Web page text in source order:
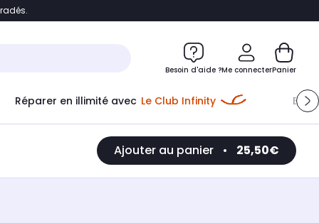
Accéder directement au chatbot
Besoin d'aide ?Me connecterPanier
Réparer en illimité avec Le Club Infinity
Ajouter au panier • 25,50€